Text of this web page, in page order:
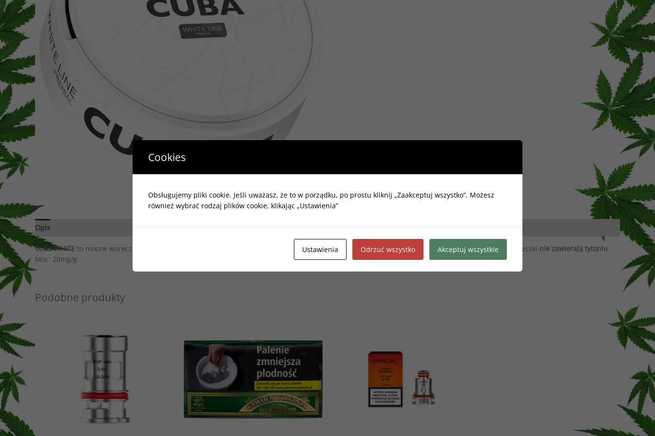
Opis
Cuba WHITE to mocne woreczki nikotynowe o orzeźwiającym smaku podwójnej mięty. W każdej puszce znajduję się 20 sztuk białych woreczków. Woreczki nie zawierają tytoniu.
Moc: 20mg/g
Podobne produkty
Cookies
Obsługujemy pliki cookie. Jeśli uważasz, że to w porządku, po prostu kliknij „Zaakceptuj wszystko”. Możesz
również wybrać rodzaj plików cookie, klikając „Ustawienia”
Ustawienia Odrzuć wszystko Akceptuj wszystkie